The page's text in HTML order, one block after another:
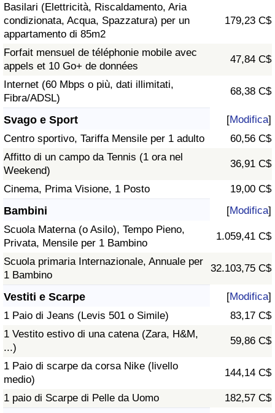
Basilari (Elettricità, Riscaldamento, Aria
condizionata, Acqua, Spazzatura) per un
appartamento di 85m2
179,23 C$
Forfait mensuel de téléphonie mobile avec
appels et 10 Go+ de données
47,84 C$
Internet (60 Mbps o più, dati illimitati,
Fibra/ADSL)
68,38 C$
Svago e Sport [Modifica]
Centro sportivo, Tariffa Mensile per 1 adulto
60,56 C$
Affitto di un campo da Tennis (1 ora nel
Weekend)
36,91 C$
Cinema, Prima Visione, 1 Posto 19,00 C$
Bambini [Modifica]
Scuola Materna (o Asilo), Tempo Pieno,
Privata, Mensile per 1 Bambino
1.059,41 C$
Scuola primaria Internazionale, Annuale per
1 Bambino
32.103,75 C$
Vestiti e Scarpe [Modifica]
1 Paio di Jeans (Levis 501 o Simile)
83,17 C$
1 Vestito estivo di una catena (Zara, H&M,
...)
59,86 C$
1 Paio di scarpe da corsa Nike (livello
medio)
144,14 C$
1 paio di Scarpe di Pelle da Uomo 182,57 C$